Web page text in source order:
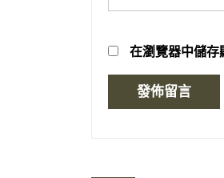
在瀏覽器中儲存